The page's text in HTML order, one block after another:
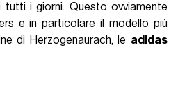
i giorni. Questo ovviamente
e in particolare il modello più
di Herzogenaurach, le adidas